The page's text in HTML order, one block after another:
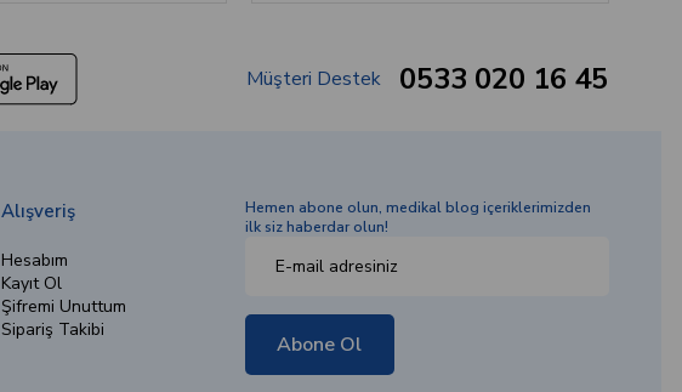
Müşteri Destek 0533 020 16 45
Alışveriş
Hesabım
Kayıt Ol
Şifremi Unuttum
Sipariş Takibi
Hemen abone olun, medikal blog içeriklerimizden
ilk siz haberdar olun!
Abone Ol